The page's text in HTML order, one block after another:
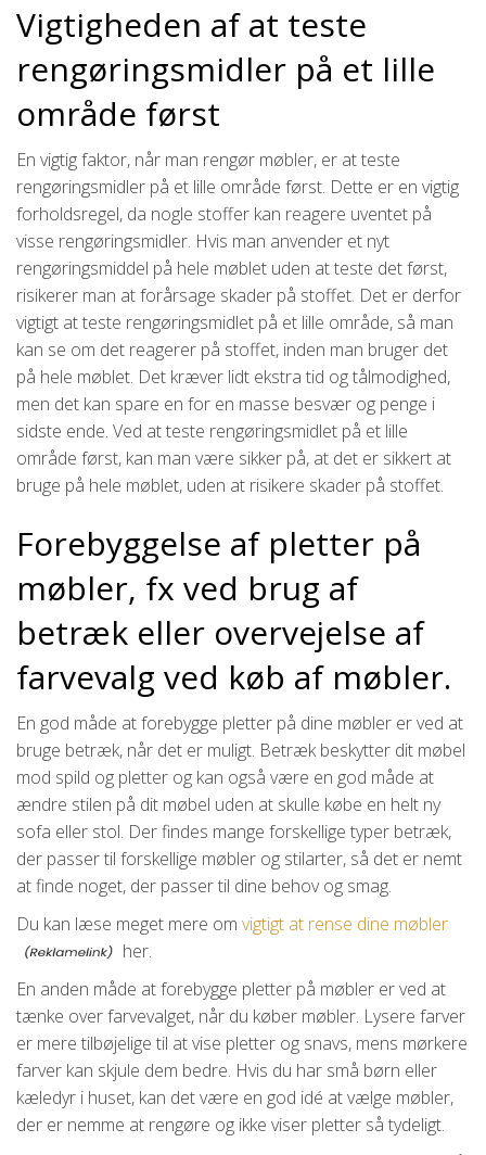
Vigtigheden af at teste
rengøringsmidler på et lille
område først
En vigtig faktor, når man rengør møbler, er at teste
rengøringsmidler på et lille område først. Dette er en vigtig
forholdsregel, da nogle stoffer kan reagere uventet på
visse rengøringsmidler. Hvis man anvender et nyt
rengøringsmiddel på hele møblet uden at teste det først,
risikerer man at forårsage skader på stoffet. Det er derfor
vigtigt at teste rengøringsmidlet på et lille område, så man
kan se om det reagerer på stoffet, inden man bruger det
på hele møblet. Det kræver lidt ekstra tid og tålmodighed,
men det kan spare en for en masse besvær og penge i
sidste ende. Ved at teste rengøringsmidlet på et lille
område først, kan man være sikker på, at det er sikkert at
bruge på hele møblet, uden at risikere skader på stoffet.
Forebyggelse af pletter på
møbler, fx ved brug af
betræk eller overvejelse af
farvevalg ved køb af møbler.
En god måde at forebygge pletter på dine møbler er ved at
bruge betræk, når det er muligt. Betræk beskytter dit møbel
mod spild og pletter og kan også være en god måde at
ændre stilen på dit møbel uden at skulle købe en helt ny
sofa eller stol. Der findes mange forskellige typer betræk,
der passer til forskellige møbler og stilarter, så det er nemt
at finde noget, der passer til dine behov og smag.
Du kan læse meget mere om vigtigt at rense dine møbler
her.
En anden måde at forebygge pletter på møbler er ved at
tænke over farvevalget, når du køber møbler. Lysere farver
er mere tilbøjelige til at vise pletter og snavs, mens mørkere
farver kan skjule dem bedre. Hvis du har små børn eller
kæledyr i huset, kan det være en god idé at vælge møbler,
der er nemme at rengøre og ikke viser pletter så tydeligt.